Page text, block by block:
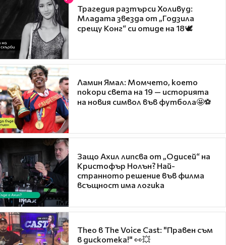
Трагедия разтърси Холивуд:
Младата звезда от „Годзила
срещу Конг“ си отиде на 18🕊️
Ламин Ямал: Момчето, което
покори света на 19 — историята
на новия символ във футбола🤩⚽
Защо Ахил липсва от „Одисей“ на
Кристофър Нолън? Най-
странното решение във филма
всъщност има логика
Theo в The Voice Cast: "Правен съм
в дискотека!" 👀💥